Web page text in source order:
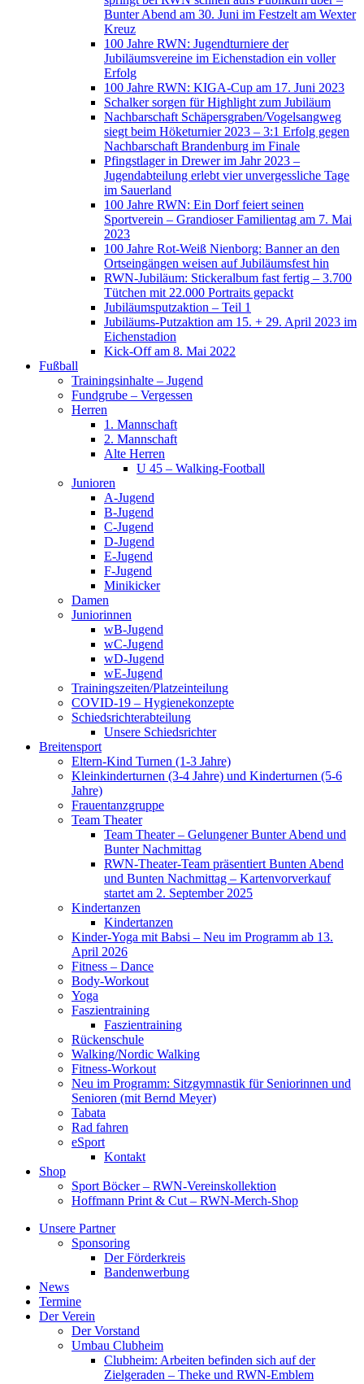
Bunter Abend am 30. Juni im Festzelt am Wexter
Kreuz
100 Jahre RWN: Jugendturniere der
Jubiläumsvereine im Eichenstadion ein voller
Erfolg
100 Jahre RWN: KIGA-Cup am 17. Juni 2023
Schalker sorgen für Highlight zum Jubiläum
Nachbarschaft Schäpersgraben/Vogelsangweg
siegt beim Höketurnier 2023 – 3:1 Erfolg gegen
Nachbarschaft Brandenburg im Finale
Pfingstlager in Drewer im Jahr 2023 –
Jugendabteilung erlebt vier unvergessliche Tage
im Sauerland
100 Jahre RWN: Ein Dorf feiert seinen
Sportverein – Grandioser Familientag am 7. Mai
2023
100 Jahre Rot-Weiß Nienborg: Banner an den
Ortseingängen weisen auf Jubiläumsfest hin
RWN-Jubiläum: Stickeralbum fast fertig – 3.700
Tütchen mit 22.000 Portraits gepackt
Jubiläumsputzaktion – Teil 1
Jubiläums-Putzaktion am 15. + 29. April 2023 im
Eichenstadion
Kick-Off am 8. Mai 2022
Fußball
Trainingsinhalte – Jugend
Fundgrube – Vergessen
Herren
1. Mannschaft
2. Mannschaft
Alte Herren
U 45 – Walking-Football
Junioren
A-Jugend
B-Jugend
C-Jugend
D-Jugend
E-Jugend
F-Jugend
Minikicker
Damen
Juniorinnen
wB-Jugend
wC-Jugend
wD-Jugend
wE-Jugend
Trainingszeiten/Platzeinteilung
COVID-19 – Hygienekonzepte
Schiedsrichterabteilung
Unsere Schiedsrichter
Breitensport
Eltern-Kind Turnen (1-3 Jahre)
Kleinkinderturnen (3-4 Jahre) und Kinderturnen (5-6
Jahre)
Frauentanzgruppe
Team Theater
Team Theater – Gelungener Bunter Abend und
Bunter Nachmittag
RWN-Theater-Team präsentiert Bunten Abend
und Bunten Nachmittag – Kartenvorverkauf
startet am 2. September 2025
Kindertanzen
Kindertanzen
Kinder-Yoga mit Babsi – Neu im Programm ab 13.
April 2026
Fitness – Dance
Body-Workout
Yoga
Faszientraining
Faszientraining
Rückenschule
Walking/Nordic Walking
Fitness-Workout
Neu im Programm: Sitzgymnastik für Seniorinnen und
Senioren (mit Bernd Meyer)
Tabata
Rad fahren
eSport
Kontakt
Shop
Sport Böcker – RWN-Vereinskollektion
Hoffmann Print & Cut – RWN-Merch-Shop
Unsere Partner
Sponsoring
Der Förderkreis
Bandenwerbung
News
Termine
Der Verein
Der Vorstand
Umbau Clubheim
Clubheim: Arbeiten befinden sich auf der
Zielgeraden – Theke und RWN-Emblem